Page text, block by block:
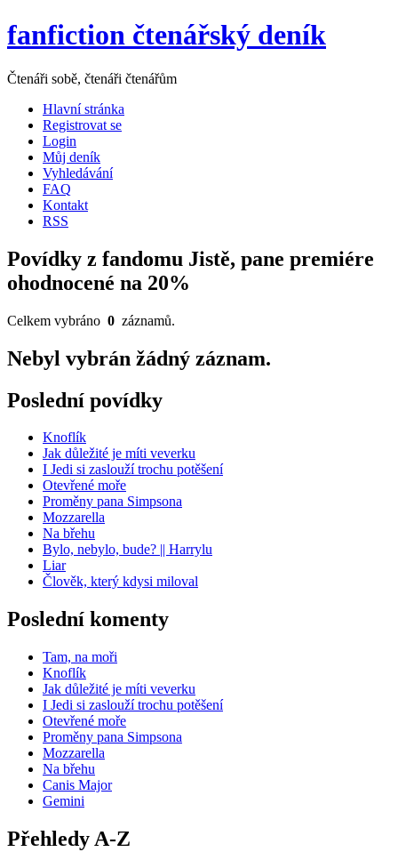
fanfiction čtenářský deník
Čtenáři sobě, čtenáři čtenářům
Hlavní stránka
Registrovat se
Login
Můj deník
Vyhledávání
FAQ
Kontakt
RSS
Povídky z fandomu Jistě, pane premiére
ohodnocené na 20%
Celkem vybráno 0 záznamů.
Nebyl vybrán žádný záznam.
Poslední povídky
Knoflík
Jak důležité je míti veverku
I Jedi si zaslouží trochu potěšení
Otevřené moře
Proměny pana Simpsona
Mozzarella
Na břehu
Bylo, nebylo, bude? || Harrylu
Liar
Člověk, který kdysi miloval
Poslední komenty
Tam, na moři
Knoflík
Jak důležité je míti veverku
I Jedi si zaslouží trochu potěšení
Otevřené moře
Proměny pana Simpsona
Mozzarella
Na břehu
Canis Major
Gemini
Přehledy A-Z